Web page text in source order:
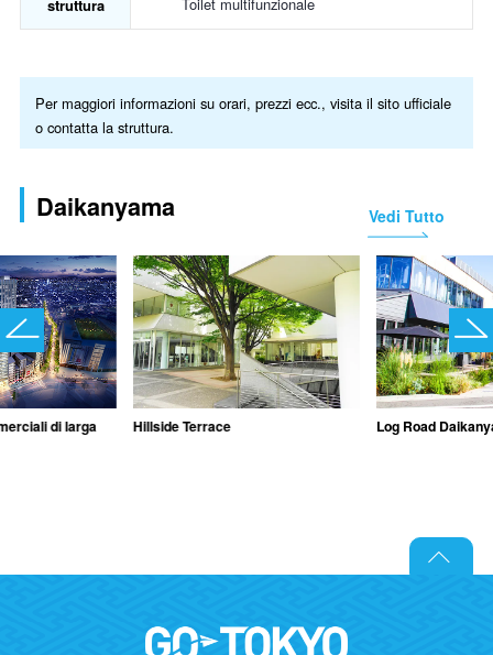
struttura
Per maggiori informazioni su orari, prezzi ecc., visita il sito ufficiale
o contatta la struttura.
Daikanyama Vedi Tutto
di larga Hillside Terrace Log Road